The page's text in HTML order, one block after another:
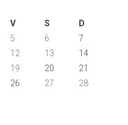
V S
D
5 6
7
12 13
14
19 20
21
26 27
28